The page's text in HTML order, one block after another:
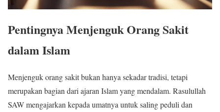
Pentingnya Menjenguk Orang Sakit
dalam Islam
Menjenguk orang sakit bukan hanya sekadar tradisi, tetapi
merupakan bagian dari ajaran Islam yang mendalam. Rasulullah
SAW mengajarkan kepada umatnya untuk saling peduli dan